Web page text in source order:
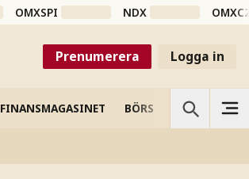
OMXSPI NDX
Prenumerera Logga in
FINANSMAGASINET BÖRS VETENSKAP